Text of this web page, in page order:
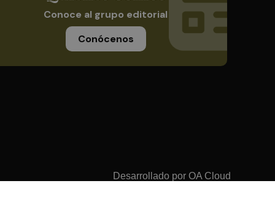
Conoce al grupo editorial
Conócenos
Desarrollado por OA Cloud